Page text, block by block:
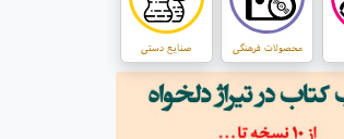
محصولات فرهنگی صنایع دستی